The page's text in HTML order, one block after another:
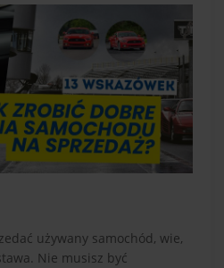
używany samochód, wie,
Nie musisz być